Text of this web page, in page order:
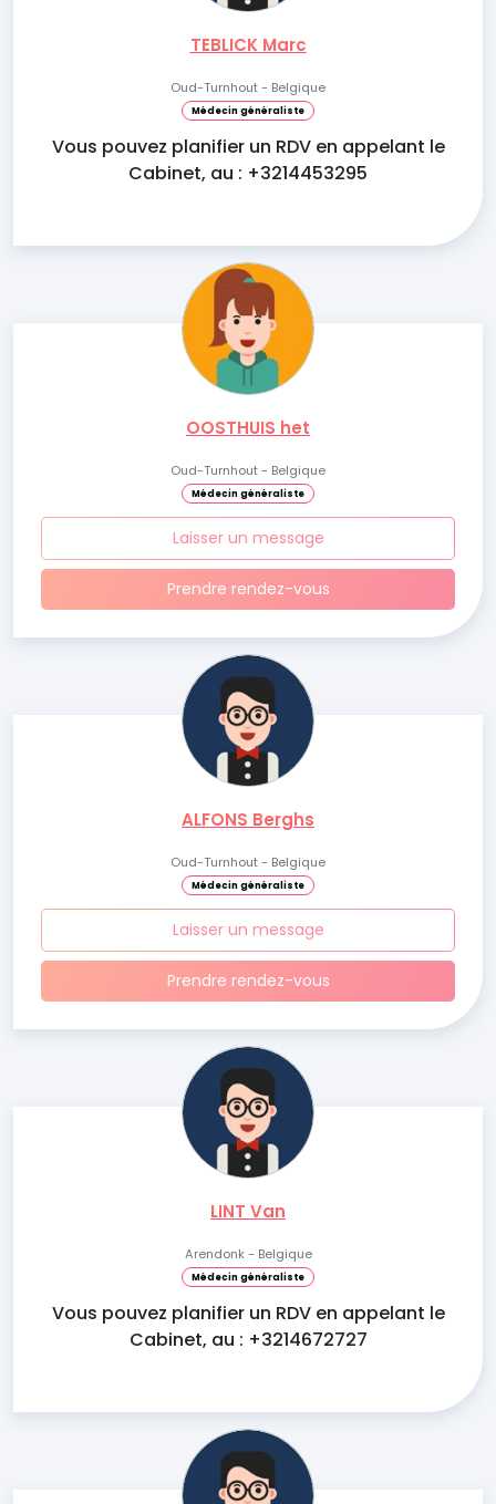
TEBLICK Marc
Oud-Turnhout - Belgique
Médecin généraliste
Vous pouvez planifier un RDV en appelant le
Cabinet, au : +3214453295
OOSTHUIS het
Oud-Turnhout - Belgique
Médecin généraliste
Laisser un message
Prendre rendez-vous
ALFONS Berghs
Oud-Turnhout - Belgique
Médecin généraliste
Laisser un message
Prendre rendez-vous
LINT Van
Arendonk - Belgique
Médecin généraliste
Vous pouvez planifier un RDV en appelant le
Cabinet, au : +3214672727